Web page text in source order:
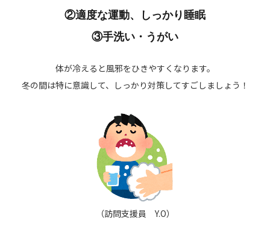
②適度な運動、しっかり睡眠
③手洗い・うがい
体が冷えると風邪をひきやすくなります。
冬の間は特に意識して、しっかり対策してすごしましょう！
（訪問支援員 Y.O）